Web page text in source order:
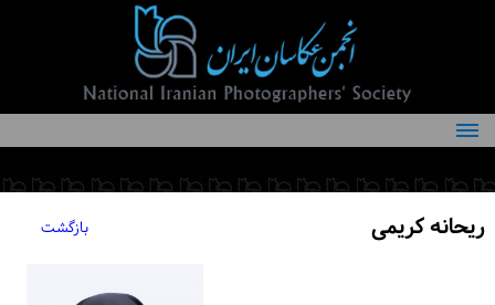
درباره انجمن
کمیته‌های انجمن
ریحانه کریمی بازگشت